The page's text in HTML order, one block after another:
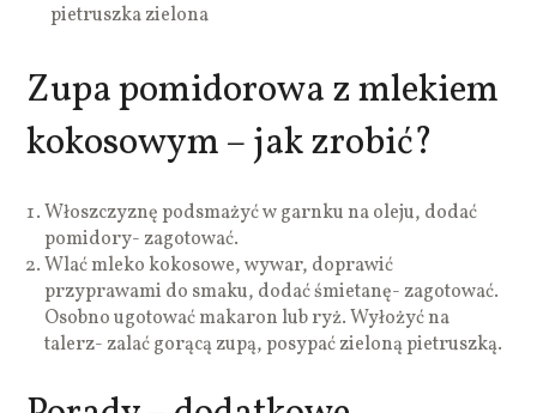
pietruszka zielona
Zupa pomidorowa z mlekiem
kokosowym – jak zrobić?
Włoszczyznę podsmażyć w garnku na oleju, dodać
pomidory- zagotować.
Wlać mleko kokosowe, wywar, doprawić
przyprawami do smaku, dodać śmietanę- zagotować.
Osobno ugotować makaron lub ryż. Wyłożyć na
talerz- zalać gorącą zupą, posypać zieloną pietruszką.